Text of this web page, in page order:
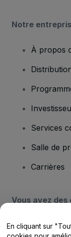
Notre
À propos
Services
Salle de
Carrières
Vous avez des
Centre
En cliquant sur